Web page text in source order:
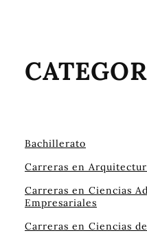
Bachillerato
Carreras en
Carreras en Ciencias
Empresariales
Carreras en Ciencias